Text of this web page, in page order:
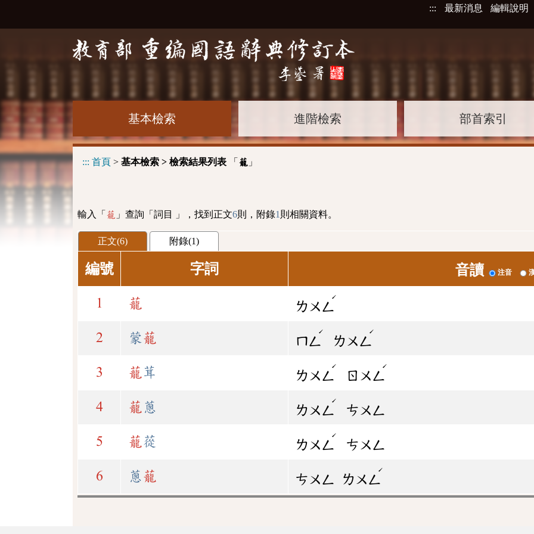
::: 最新消息 編輯說明
基本檢索 進階檢索 部首索引
::: 首頁 > 基本檢索 > 檢索結果列表 「 蘢 」
輸入「 蘢 」查詢「詞目 」，找到正文6則，附錄1 則相關資料。
正文(6) 附錄(1)
編號 字詞 音讀 注音
1 蘢 ㄌㄨㄥ
ˊ
2 蒙蘢 ㄇㄥ
ˊ
ㄌㄨㄥ
ˊ
3 蘢 茸 ㄌㄨㄥ
ˊ
ㄖㄨㄥ
ˊ
4 蘢 蔥 ㄌㄨㄥ
ˊ
ㄘㄨㄥ
5 蘢蓯 ㄌㄨㄥ
ˊ
ㄘㄨㄥ
6 蔥 蘢 ㄘㄨㄥ ㄌㄨㄥ
ˊ